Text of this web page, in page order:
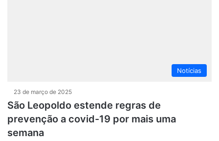
Notícias
23 de março de 2025
São Leopoldo estende regras de
prevenção a covid-19 por mais uma
semana